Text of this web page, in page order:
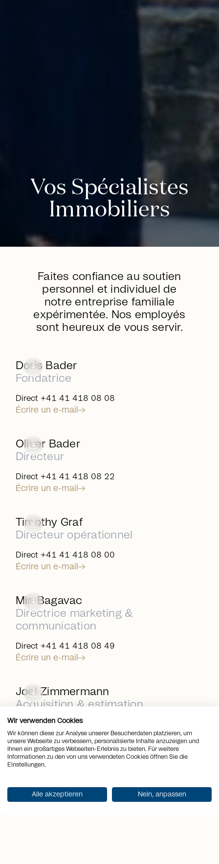
Vos Spécialistes
Immobiliers
Faites confiance au soutien
personnel et individuel de
notre entreprise familiale
expérimentée. Nos employés
sont heureux de vous servir.
download
Doris Bader
Fondatrice
Direct +41 41 418 08 08
Écrire un e-mail
download
Oliver Bader
Directeur
Direct +41 41 418 08 22
Écrire un e-mail
download
Timothy Graf
Directeur opérationnel
Direct +41 41 418 08 00
Écrire un e-mail
download
Mia Bagavac
Directrice marketing &
communication
Direct +41 41 418 08 49
Écrire un e-mail
download
Joel Zimmermann
Acquisition & estimation
immobilière
Direct +41 41 418 08 74
Écrire un e-mail
download
Conseillère en immobilier senior
Wir verwenden Cookies
Wir können diese zur Analyse unserer Besucherdaten platzieren, um
unsere Webseite zu verbessern, personalisierte Inhalte anzuzeigen und
Ihnen ein großartiges Webseiten-Erlebnis zu bieten. Für weitere
Informationen zu den von uns verwendeten Cookies öffnen Sie die
Einstellungen.
Alle akzeptieren Nein, anpassen